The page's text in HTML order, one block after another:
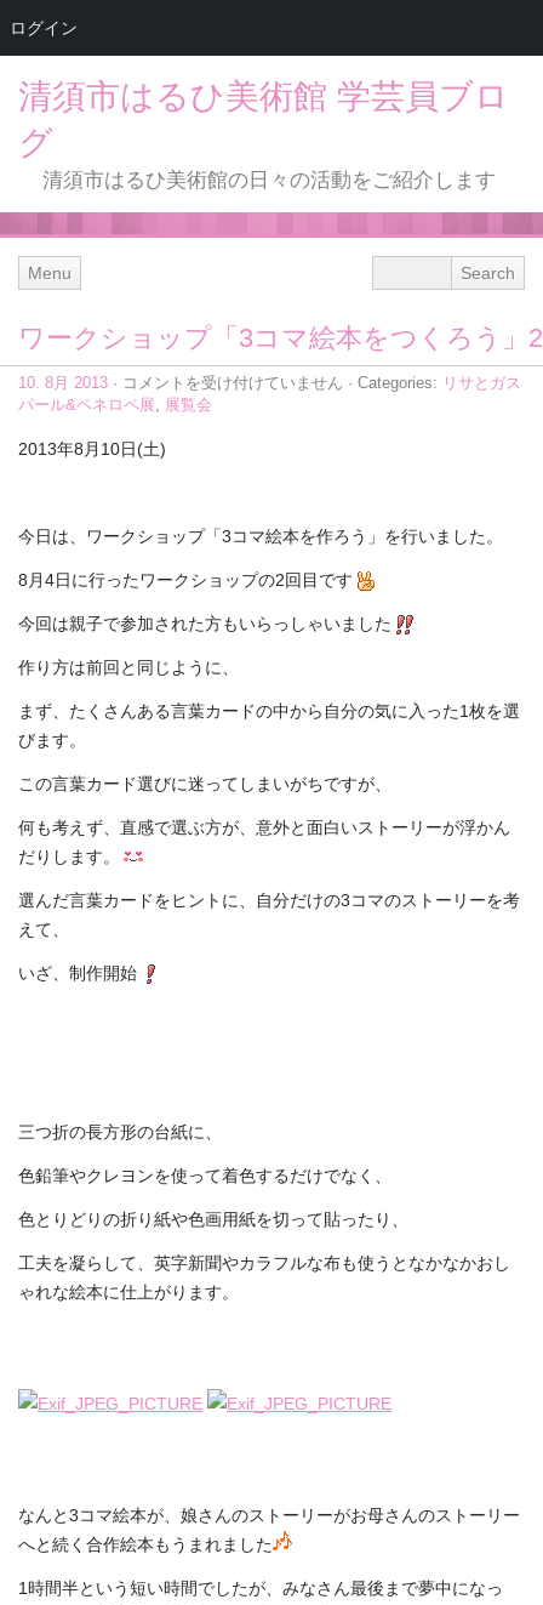
清須市はるひ美術館 学芸員ブロ
グ
清須市はるひ美術館の日々の活動をご紹介します
Menu
ワークショップ「3コマ絵本をつくろう」2
10. 8月 2013 · ワ
ー
シ
「3
マ
本
つ
ろ
コメントを受け付けていません · Categories: リサとガス
パール&ペネロペ展
展覧会
2013年8月10日(土)
今日は、ワークショップ「3コマ絵本を作ろう」を行いました。
8月4日に行ったワークショップの2回目です
今回は親子で参加された方もいらっしゃいました
作り方は前回と同じように、
まず、たくさんある言葉カードの中から自分の気に入った1枚を選
びます。
この言葉カード選びに迷ってしまいがちですが、
何も考えず、直感で選ぶ方が、意外と面白いストーリーが浮かん
だりします。
選んだ言葉カードをヒントに、自分だけの3コマのストーリーを考
えて、
いざ、制作開始
三つ折の長方形の台紙に、
色鉛筆やクレヨンを使って着色するだけでなく、
色とりどりの折り紙や色画用紙を切って貼ったり、
工夫を凝らして、英字新聞やカラフルな布も使うとなかなかおし
ゃれな絵本に仕上がります。
なんと3コマ絵本が、娘さんのストーリーがお母さんのストーリー
へと続く合作絵本もうまれました
1時間半という短い時間でしたが、みなさん最後まで夢中になっ
ログイン